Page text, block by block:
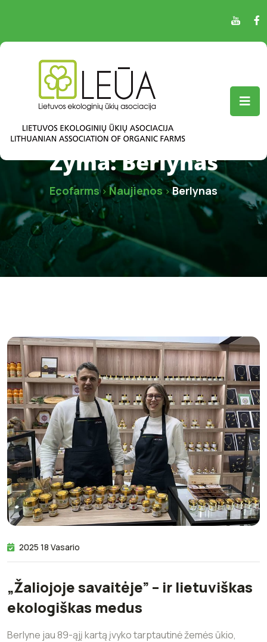
Žyma:Berlynas
Ecofarms>Naujienos>Berlynas
2025 18 Vasario
„Žaliojoje savaitėje” – ir lietuviškas
ekologiškas medus
Berlyne jau 89-ąjį kartą įvyko tarptautinė žemės ūkio,